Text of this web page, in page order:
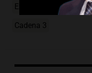
Expo Minera
Cadena 3